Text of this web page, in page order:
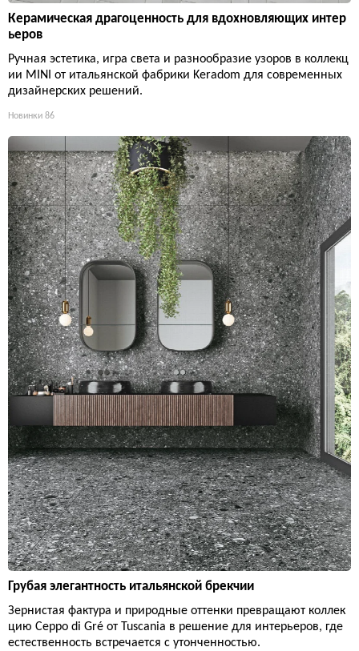
Керамическая драгоценность для вдохновляющих интер
ьеров
Ручная эстетика, игра света и разнообразие узоров в коллекц
ии MINI от итальянской фабрики Keradom для современных
дизайнерских решений.
Новинки 86
Грубая элегантность итальянской брекчии
Зернистая фактура и природные оттенки превращают коллек
цию Ceppo di Gré от Tuscania в решение для интерьеров, где
естественность встречается с утонченностью.